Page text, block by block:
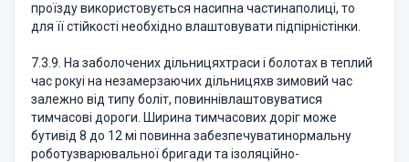
проїзду використовується насипна частинаполиці, то
для її стійкості необхідно влаштовувати підпірністінки.
7.3.9. На заболочених дільницяхтраси і болотах в теплий
час рокуі на незамерзаючих дільницяхв зимовий час
залежно від типу боліт, повиннівлаштовуватися
тимчасові дороги. Ширина тимчасових доріг може
бутивід 8 до 12 мі повинна забезпечуватинормальну
роботузварювальної бригади та ізоляційно-